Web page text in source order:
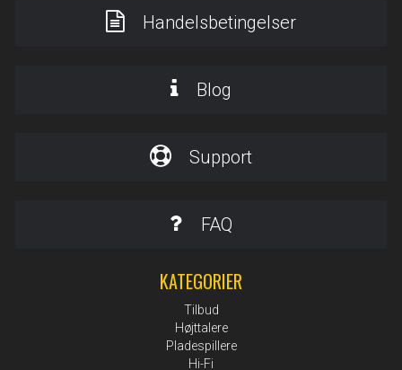
Handelsbetingelser
Blog
Support
FAQ
KATEGORIER
Tilbud
Højttalere
Pladespillere
Hi-Fi